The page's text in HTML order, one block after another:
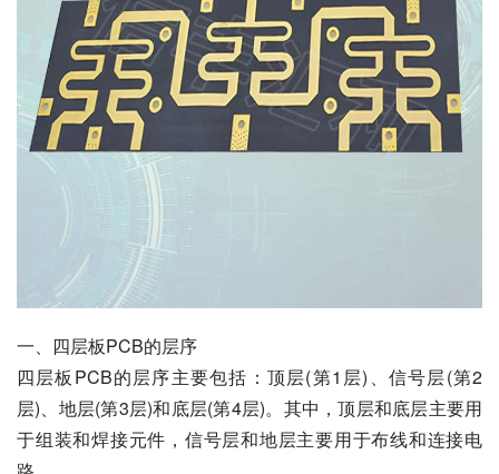
一、四层板PCB的层序
四层板PCB的层序主要包括：顶层(第1层)、信号层(第2
层)、地层(第3层)和底层(第4层)。其中，顶层和底层主要用
于组装和焊接元件，信号层和地层主要用于布线和连接电